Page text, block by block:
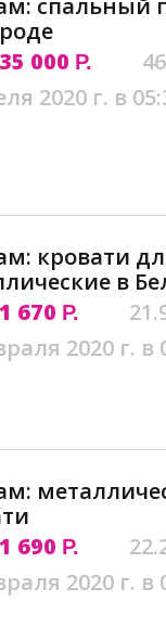
35 000 Р.
2020 г. в
кровати
в
1 670 Р.
2020 г. в
1 690 Р.
2020 г. в